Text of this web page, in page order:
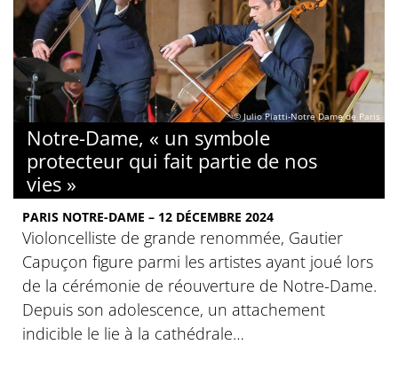
© Julio Piatti-Notre Dame de Paris
Notre-Dame, « un symbole
protecteur qui fait partie de nos
vies »
PARIS NOTRE-DAME – 12 DÉCEMBRE 2024
Violoncelliste de grande renommée, Gautier
Capuçon figure parmi les artistes ayant joué lors
de la cérémonie de réouverture de Notre-Dame.
Depuis son adolescence, un attachement
indicible le lie à la cathédrale…